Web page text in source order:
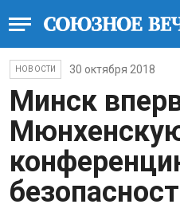
НОВОСТИ 30 октября 2018
Минск